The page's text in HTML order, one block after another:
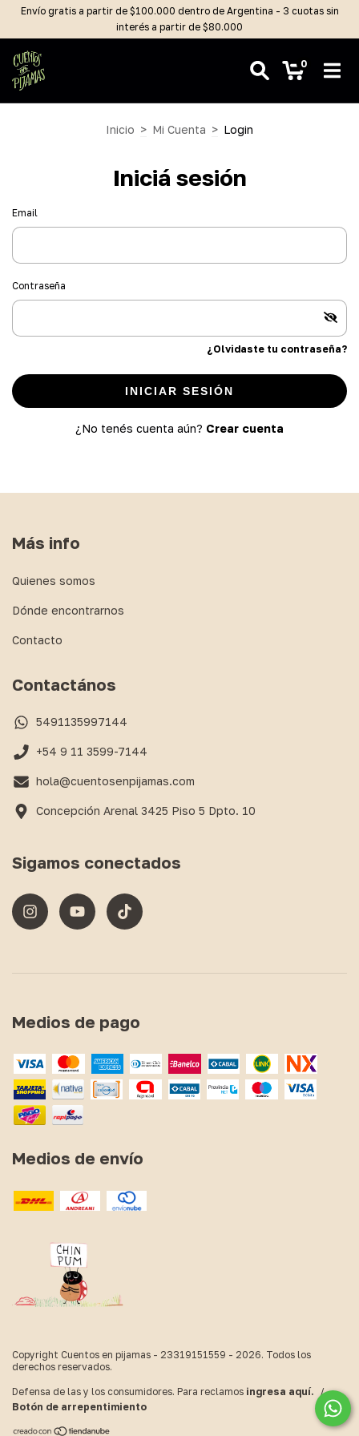
Envío gratis a partir de $100.000 dentro de Argentina - 3 cuotas sin
interés a partir de $80.000
0
Inicio > Mi Cuenta > Login
Iniciá sesión
Email
Contraseña
¿Olvidaste tu contraseña?
INICIAR SESIÓN
¿No tenés cuenta aún? Crear cuenta
Más info
Quienes somos
Dónde encontrarnos
Contacto
Contactános
5491135997144
+54 9 11 3599-7144
hola@cuentosenpijamas.com
Concepción Arenal 3425 Piso 5 Dpto. 10
Sigamos conectados
Medios de pago
Medios de envío
Copyright Cuentos en pijamas - 23319151559 - 2026. Todos los
derechos reservados.
Defensa de las y los consumidores. Para reclamos ingresa aquí. /
Botón de arrepentimiento